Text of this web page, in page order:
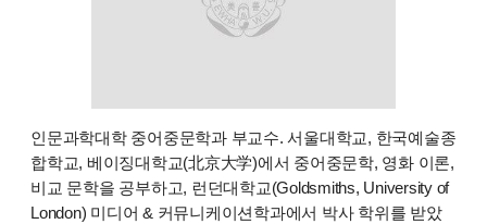
인문과학대학 중어중문학과 부교수. 서울대학교, 한국예술종
합학교, 베이징대학교(北京大学)에서 중어중문학, 영화 이론,
비교 문학을 공부하고, 런던대학교(Goldsmiths, University of
London) 미디어 & 커뮤니케이션학과에서 박사 학위를 받았